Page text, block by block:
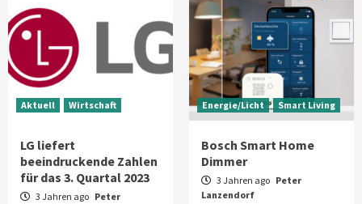
Aktuell Wirtschaft
LG liefert
beeindruckende Zahlen
für das 3. Quartal 2023
3 Jahren ago Peter
Energie/Licht Smart Living
Bosch Smart Home
Dimmer
3 Jahren ago Peter
Lanzendorf